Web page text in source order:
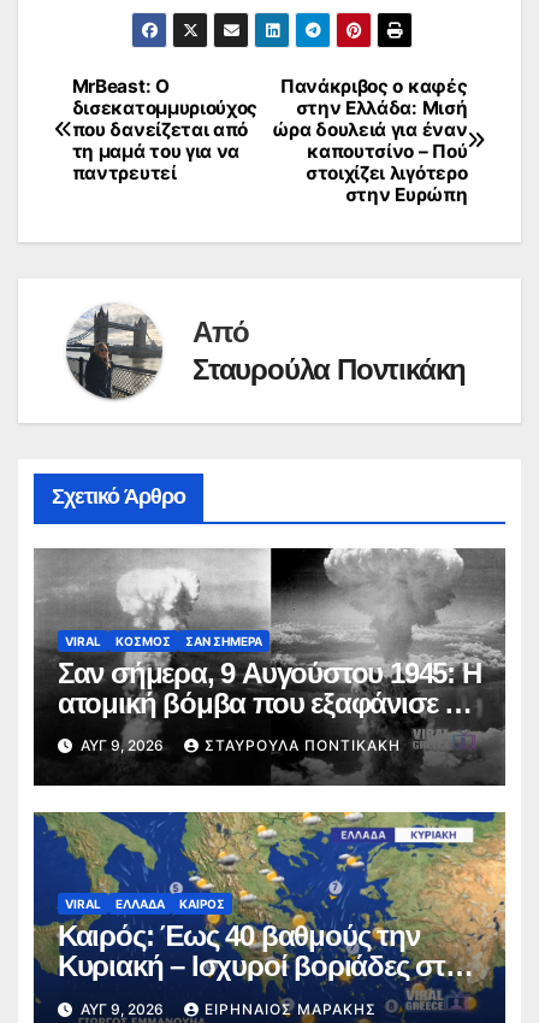
Πλοήγηση
άρθρων
Πανάκριβος ο καφές
στην Ελλάδα: Μισή
ώρα δουλειά για έναν
καπουτσίνο – Πού
στοιχίζει λιγότερο
στην Ευρώπη
MrBeast: Ο
δισεκατομμυριούχος
που δανείζεται από
τη μαμά του για να
παντρευτεί
Από
Σταυρούλα Ποντικάκη
Σχετικό Άρθρο
VIRAL ΚΟΣΜΟΣ ΣΑΝ ΣΗΜΕΡΑ
Σαν σήμερα, 9 Αυγούστου 1945: Η
ατομική βόμβα που εξαφάνισε το
Ναγκασάκι
ΑΥΓ 9, 2026 ΣΤΑΥΡΟΎΛΑ ΠΟΝΤΙΚΆΚΗ
VIRAL ΕΛΛΑΔΑ ΚΑΙΡΟΣ
Καιρός: Έως 40 βαθμούς την
Κυριακή – Ισχυροί βοριάδες στο
Αιγαίο (video)
ΑΥΓ 9, 2026 ΕΙΡΗΝΑΊΟΣ ΜΑΡΆΚΗΣ